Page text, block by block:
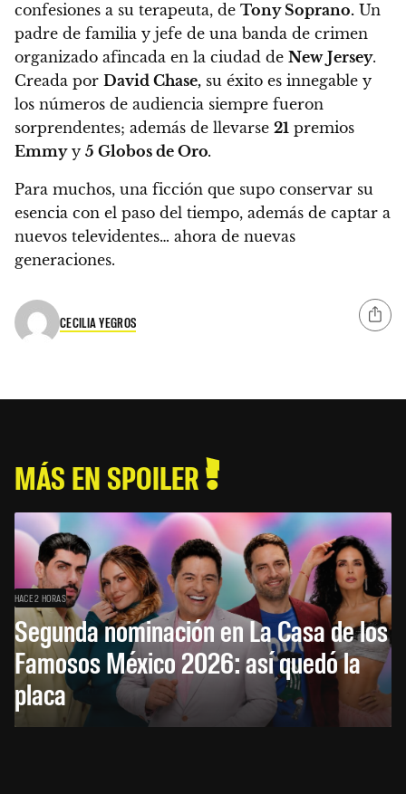
confesiones a su terapeuta, de Tony Soprano. Un
padre de familia y jefe de una banda de crimen
organizado afincada en la ciudad de New Jersey.
Creada por David Chase, su éxito es innegable y
los números de audiencia siempre fueron
sorprendentes; además de llevarse 21 premios
Emmyy 5 Globos de Oro.
Para muchos, una ficción que supo conservar su
esencia con el paso del tiempo, además de captar a
nuevos televidentes… ahora de nuevas
generaciones.
CECILIA YEGROS
MÁS EN SPOILER
HACE 2 HORAS
Segunda nominación en La Casa de los
Famosos México 2026: así quedó la
placa